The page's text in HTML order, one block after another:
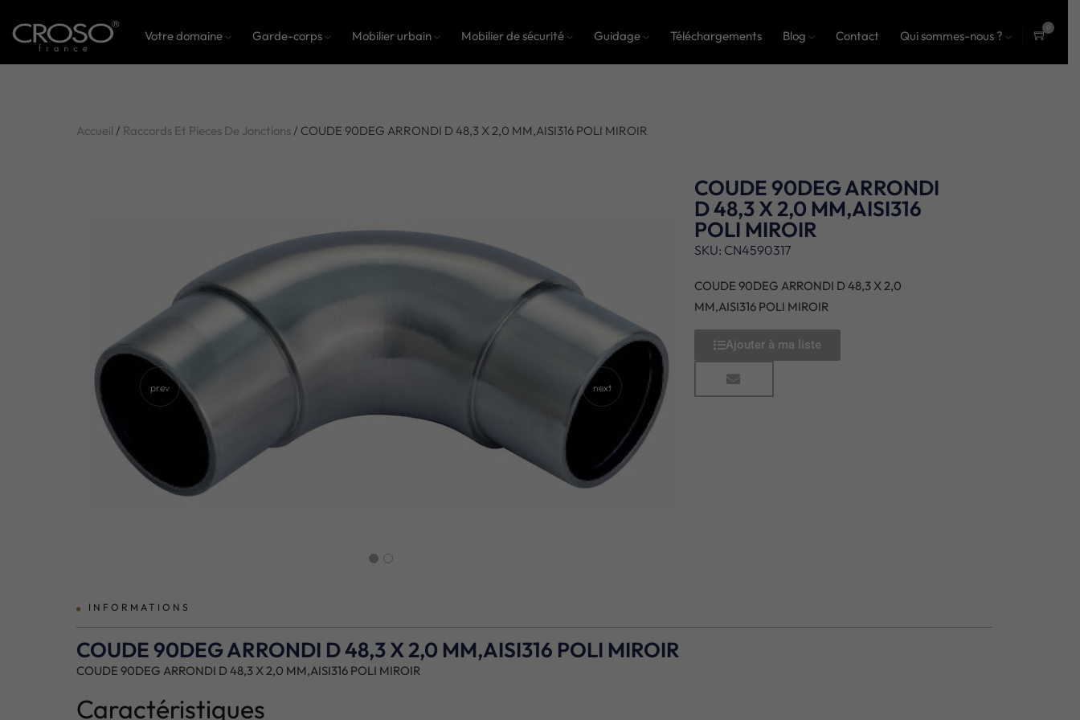
Votre domaine Garde-corps Mobilier urbain Mobilier de sécurité Guidage Téléchargements Blog Contact Qui sommes-nous ?
0
Accueil / Raccords Et Pieces De Jonctions/ COUDE 90DEG ARRONDI D 48,3 X 2,0 MM,AISI316 POLI MIROIR
prev next
COUDE 90DEG ARRONDI
D 48,3 X 2,0 MM,AISI316
POLI MIROIR
SKU: CN4590317
COUDE 90DEG ARRONDI D 48,3 X 2,0
MM,AISI316 POLI MIROIR
Ajouter à ma liste
INFORMATIONS
COUDE 90DEG ARRONDI D 48,3 X 2,0 MM,AISI316 POLI MIROIR
COUDE 90DEG ARRONDI D 48,3 X 2,0 MM,AISI316 POLI MIROIR
Caractéristiques